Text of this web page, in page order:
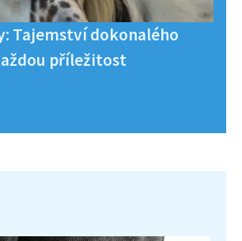
Tajemství dokonalého
příležitost